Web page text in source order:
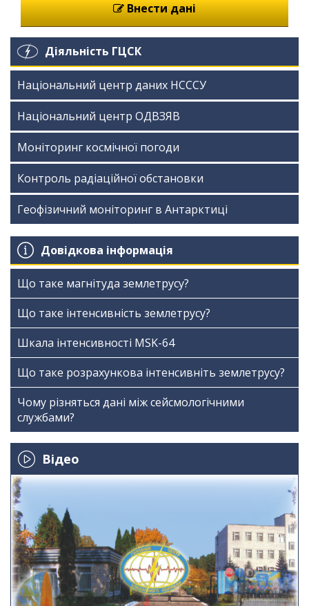
Внести дані
Діяльність ГЦСК
Національний центр даних НСССУ
Національний центр ОДВЗЯВ
Моніторинг космічної погоди
Контроль радіаційної обстановки
Геофізичний моніторинг в Антарктиці
Довідкова інформація
Що таке магнітуда землетрусу?
Що таке інтенсивність землетрусу?
Шкала інтенсивності МSK-64
Що таке розрахункова інтенсивніть землетрусу?
Чому різняться дані між сейсмологічними
службами?
Відео